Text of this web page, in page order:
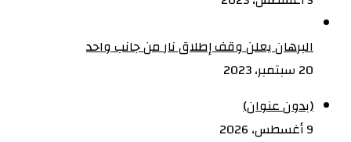
البرهان يعلن وقف إطلاق نار من جانب واحد
20 سبتمبر، 2023
(بدون عنوان)
9 أغسطس، 2026